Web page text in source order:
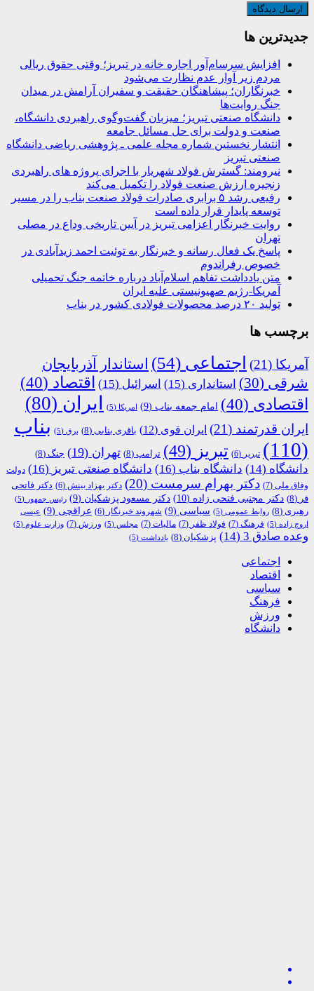
جديدترين ها
افزایش سرسام‌آور اجاره خانه در تبریز؛ وقتی حقوق ریالی
مردم زیر آوار عدم نظارت می‌شود
خبرنگاران؛ پیشاهنگان حقیقت و سفیران آرامش در میدان
جنگ روایت‌ها
دانشگاه صنعتی تبریز؛ میزبان گفت‌وگوی راهبردی دانشگاه،
صنعت و دولت برای حل مسائل جامعه
انتشار نخستین شماره مجله علمی ـ پژوهشی ریاضی دانشگاه
صنعتی تبریز
نیرومند: گسترش فولاد شهریار با اجرای پروژه های راهبردی
زنجیره ارزش صنعت فولاد را تکمیل می‌کند
رفیعی رشد ۵ برابری صادرات فولاد صنعت بناب را در مسیر
توسعه پایدار قرار داده است
روایت خبرنگار اعزامی تبریز در آیین تاریخی وداع در مصلی
تهران
پاسخ یک فعال رسانه و خبرنگار به توئیت احمد زیدآبادی در
خصوص رفراندوم
متن یادداشت تفاهم اسلام‌آباد درباره خاتمه جنگ تحمیلی
آمریکا-رژیم صهیونیستی علیه ایران
تولید ۲۰ درصد محصولات فولادی کشور در بناب
برچسب ها
آمریکا (21) اجتماعی (54)
استاندار آذربایجان
شرقی (30) استانداری (15) اسرائیل (15) اقتصاد (40)
اقتصادی (40) امام جمعه بناب (9) امریکا (5) ایران (80)
ایران قدرتمند (21) ایران قوی (12) باقری بنابی (8) برق (5)
بناب
(110)
تبریر (6) تبریز (49) ترامپ (8) تهران (19) جنگ (8)
دانشگاه (14) دانشگاه بناب (16) دانشگاه صنعتی تبریز (16)
دولت
وفاق ملی (7) دکتر بهرام سرمست (20) دکتر بهزاد بینش (6)
دکتر فاتحی
فر (8) دکتر مجتبی فتحی زاده (10) دکتر مسعود پزشکیان (9) رئیس جمهور (5)
رهبری (8) روابط عمومی (5) سیاسی (9) شهروند خبرنگار (6) عراقچی (9)
عیسی
اروج زاده (5) فرهنگ (7) فولاد ظفر (7) مالیات (7) مجلس (5) ورزش (7) وزارت علوم (5)
وعده صادق 3 (14) پزشکیان (8) یادداشت (5)
اجتماعی
اقتصاد
سیاسی
فرهنگ
ورزش
دانشگاه